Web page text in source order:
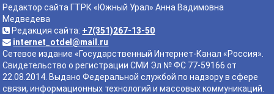
Редактор сайта ГТРК «Южный Урал» Анна Вадимовна
Медведева
Редакция сайта: +7(351)267-13-50
internet_otdel@mail.ru
Сетевое издание «Государственный Интернет-Канал «Россия».
Свидетельство о регистрации СМИ Эл № ФС 77-59166 от
22.08.2014. Выдано Федеральной службой по надзору в сфере
связи, информационных технологий и массовых коммуникаций.